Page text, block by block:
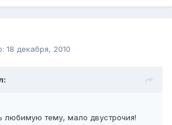
18 декабря, 2010
любимую тему, мало двустрочия!